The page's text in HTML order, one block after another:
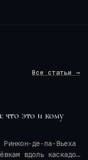
Все статьи →
что это и кому
Ринкон-де-ла-Вьеха
вдоль каскадов